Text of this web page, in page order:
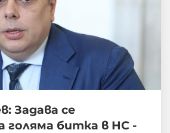
Задава се
голяма битка в НС -